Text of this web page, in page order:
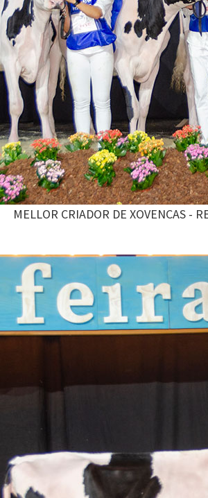
MELLOR CRIADOR DE XOVENCAS -